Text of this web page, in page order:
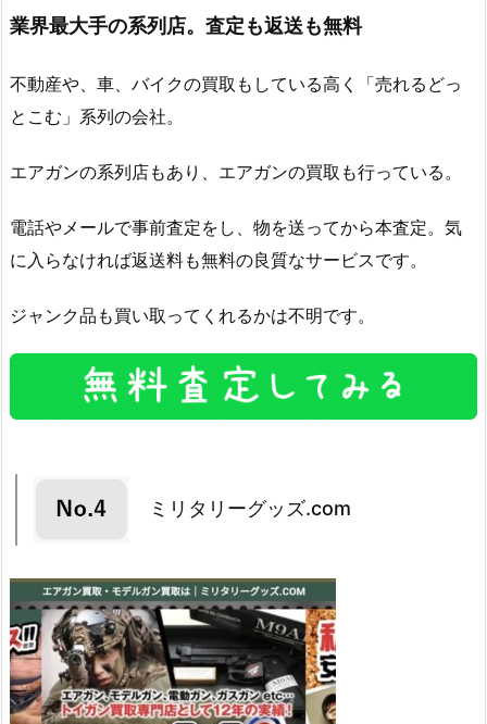
業界最大手の系列店。査定も返送も無料
不動産や、車、バイクの買取もしている高く「売れるどっ
とこむ」系列の会社。
エアガンの系列店もあり、エアガンの買取も行っている。
電話やメールで事前査定をし、物を送ってから本査定。気
に入らなければ返送料も無料の良質なサービスです。
ジャンク品も買い取ってくれるかは不明です。
ミリタリーグッズ.com